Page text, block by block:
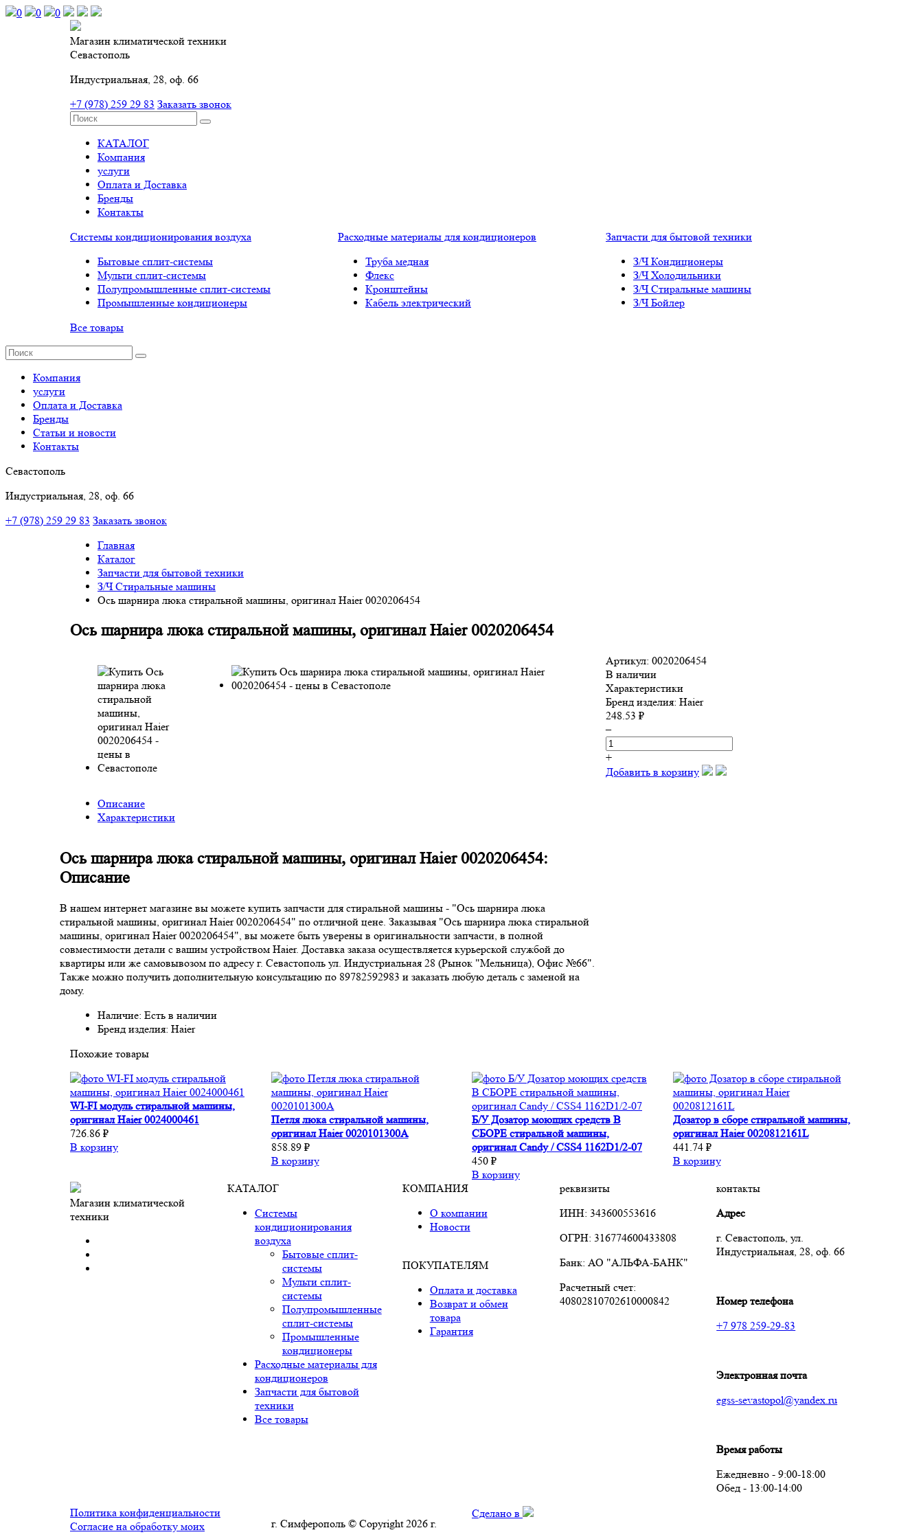
0 0 0
Магазин климатической техники
Севастополь
Индустриальная, 28, оф. 66
+7 (978) 259 29 83 Заказать звонок
КАТАЛОГ
Компания
услуги
Оплата и Доставка
Бренды
Контакты
Системы кондиционирования воздуха
Бытовые сплит-системы
Мульти сплит-системы
Полупромышленные сплит-системы
Промышленные кондиционеры
Расходные материалы для кондиционеров
Труба медная
Флекс
Кронштейны
Кабель электрический
Запчасти для бытовой техники
З/Ч Кондиционеры
З/Ч Холодильники
З/Ч Стиральные машины
З/Ч Бойлер
Все товары
Компания
услуги
Оплата и Доставка
Бренды
Статьи и новости
Контакты
Севастополь
Индустриальная, 28, оф. 66
+7 (978) 259 29 83 Заказать звонок
Главная
Каталог
Запчасти для бытовой техники
З/Ч Стиральные машины
Ось шарнира люка стиральной машины, оригинал Haier 0020206454
Ось шарнира люка стиральной машины, оригинал Haier 0020206454
Артикул: 0020206454
В наличии
Характеристики
Бренд изделия: Haier
248.53 ₽
–
+
Добавить в корзину
Описание
Характеристики
Ось шарнира люка стиральной машины, оригинал Haier 0020206454:
Описание
В нашем интернет магазине вы можете купить запчасти для стиральной машины - "Ось шарнира люка
стиральной машины, оригинал Haier 0020206454" по отличной цене. Заказывая "Ось шарнира люка стиральной
машины, оригинал Haier 0020206454", вы можете быть уверены в оригинальности запчасти, в полной
совместимости детали с вашим устройством Haier. Доставка заказа осуществляется курьерской службой до
квартиры или же самовывозом по адресу г. Севастополь ул. Индустриальная 28 (Рынок "Мельница), Офис №66".
Также можно получить дополнительную консультацию по 89782592983 и заказать любую деталь с заменой на
дому.
Наличие: Есть в наличии
Бренд изделия: Haier
Похожие товары
WI-FI модуль стиральной машины,
оригинал Haier 0024000461
726.86 ₽
В корзину
Петля люка стиральной машины,
оригинал Haier 0020101300A
858.89 ₽
В корзину
Б/У Дозатор моющих средств В
СБОРЕ стиральной машины,
оригинал Candy / CSS4 1162D1/2-07
450 ₽
В корзину
Дозатор в сборе стиральной машины,
оригинал Haier 0020812161L
441.74 ₽
В корзину
Магазин климатической
техники
КАТАЛОГ
Системы
кондиционирования
воздуха
Бытовые сплит-
системы
Мульти сплит-
системы
Полупромышленные
сплит-системы
Промышленные
кондиционеры
Расходные материалы для
кондиционеров
Запчасти для бытовой
техники
Все товары
КОМПАНИЯ
О компании
Новости
ПОКУПАТЕЛЯМ
Оплата и доставка
Возврат и обмен
товара
Гарантия
реквизиты
ИНН: 343600553616
ОГРН: 316774600433808
Банк: АО "АЛЬФА-БАНК"
Расчетный счет:
40802810702610000842
контакты
Адрес
г. Севастополь, ул.
Индустриальная, 28, оф. 66
Номер телефона
+7 978 259-29-83
Электронная почта
egss-sevastopol@yandex.ru
Время работы
Ежедневно - 9:00-18:00
Обед - 13:00-14:00
Политика конфиденциальности
Согласие на обработку моих
г. Симферополь © Copyright 2026 г.
Сделано в